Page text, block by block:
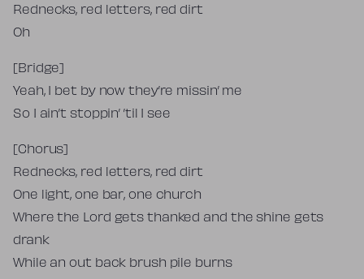
Rednecks, red letters, red dirt
Oh
[Bridge]
Yeah, I bet by now they’re missin’ me
So I ain’t stoppin’ ’til I see
[Chorus]
Rednecks, red letters, red dirt
One light, one bar, one church
Where the Lord gets thanked and the shine gets
drank
While an out back brush pile burns